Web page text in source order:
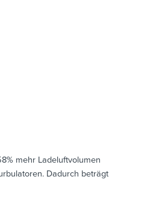
mehr Ladeluftvolumen
Dadurch beträgt